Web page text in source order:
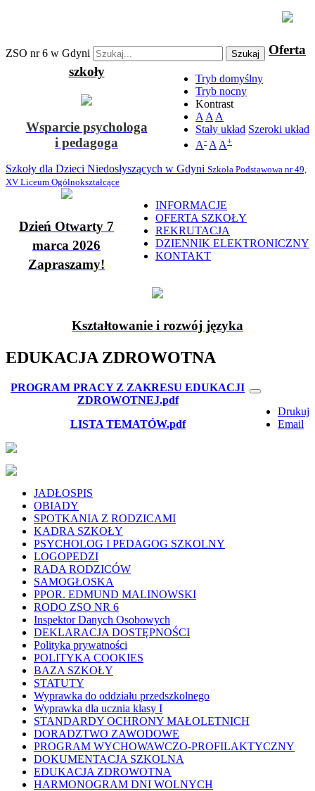
ZSO nr 6 w Gdyni Szukaj
Tryb domyślny
Tryb nocny
Kontrast
A A A
Stały układ Szeroki układ
A- A A+
Szkoły dla Dzieci Niedosłyszących w Gdyni Szkoła Podstawowa nr 49,
XV Liceum Ogólnokształcące
INFORMACJE
OFERTA SZKOŁY
REKRUTACJA
DZIENNIK ELEKTRONICZNY
KONTAKT
Oferta
szkoły
Wsparcie psychologa
i pedagoga
Dzień Otwarty 7
marca 2026
Zapraszamy!
Kształtowanie i rozwój języka
EDUKACJA ZDROWOTNA
Drukuj
Email
PROGRAM PRACY Z ZAKRESU EDUKACJI
ZDROWOTNEJ.pdf
LISTA TEMATÓW.pdf
JADŁOSPIS
OBIADY
SPOTKANIA Z RODZICAMI
KADRA SZKOŁY
PSYCHOLOG I PEDAGOG SZKOLNY
LOGOPEDZI
RADA RODZICÓW
SAMOGŁOSKA
PPOR. EDMUND MALINOWSKI
RODO ZSO NR 6
Inspektor Danych Osobowych
DEKLARACJA DOSTĘPNOŚCI
Polityka prywatności
POLITYKA COOKIES
BAZA SZKOŁY
STATUTY
Wyprawka do oddziału przedszkolnego
Wyprawka dla ucznia klasy I
STANDARDY OCHRONY MAŁOLETNICH
DORADZTWO ZAWODOWE
PROGRAM WYCHOWAWCZO-PROFILAKTYCZNY
DOKUMENTACJA SZKOLNA
EDUKACJA ZDROWOTNA
HARMONOGRAM DNI WOLNYCH